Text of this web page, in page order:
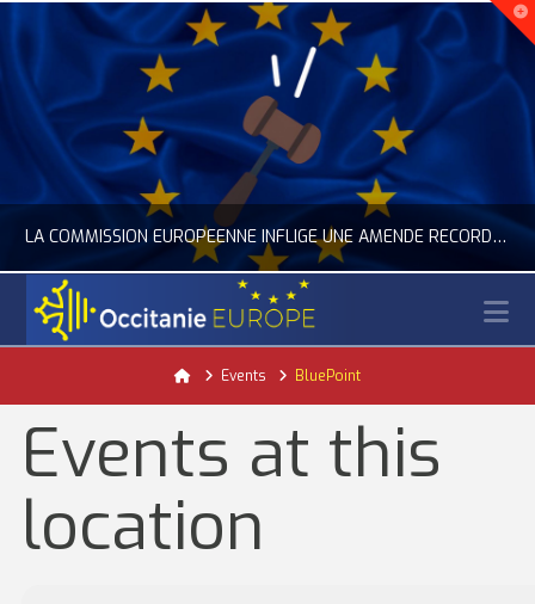
LA COMMISSION EUROPÉENNE INFLIGE UNE AMENDE RECORD À GOOGLE
ACTUALITÉ DE L'UNION EUROPÉENNE, ACTUALITÉ DE LA REPRÉSENTATION D’OCCITANIE EUROPE, NUMÉRIQUE- DIGITAL
JUILLET 24, 2026
HomeEvents BluePoint
Events at this
location